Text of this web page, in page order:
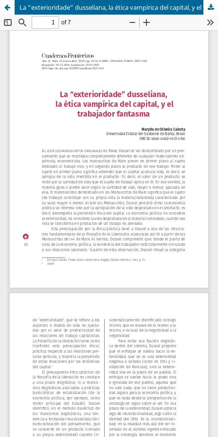
La “exterioridade” dusseliana, la ética vampírica del capital, y el trabajador fantasma